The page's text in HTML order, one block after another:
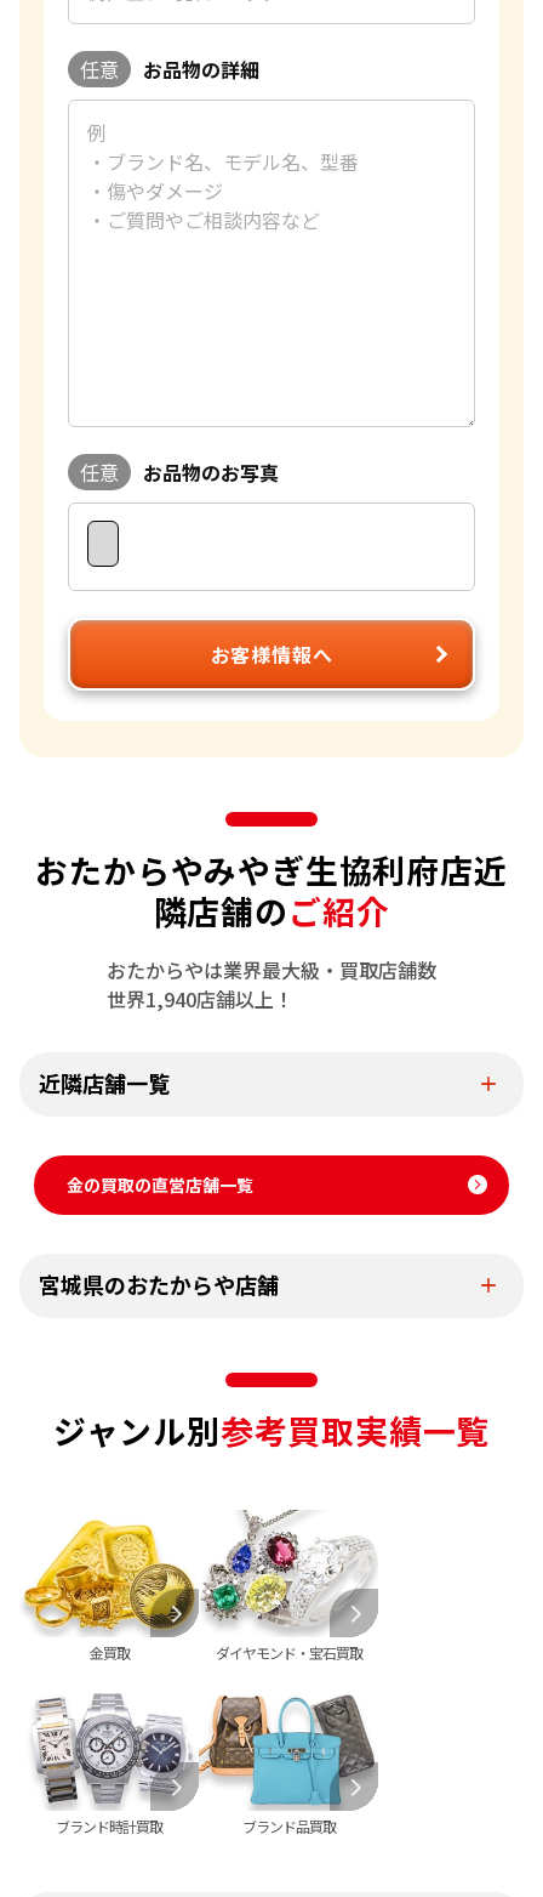
任意 お品物の詳細
任意 お品物のお写真
お客様情報へ
おたからやみやぎ生協利府店近
隣店舗のご紹介
おたからやは業界最大級・買取店舗数
世界1,940店舗以上！
近隣店舗一覧
金の買取の直営店舗一覧
宮城県のおたからや店舗
ジャンル別参考買取実績一覧
金買取 ダイヤモンド・宝石買取
ブランド時計買取 ブランド品買取